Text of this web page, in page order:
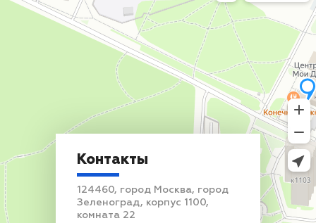
Контакты
124460, город Москва, город
Зеленоград, корпус 1100,
комната 22